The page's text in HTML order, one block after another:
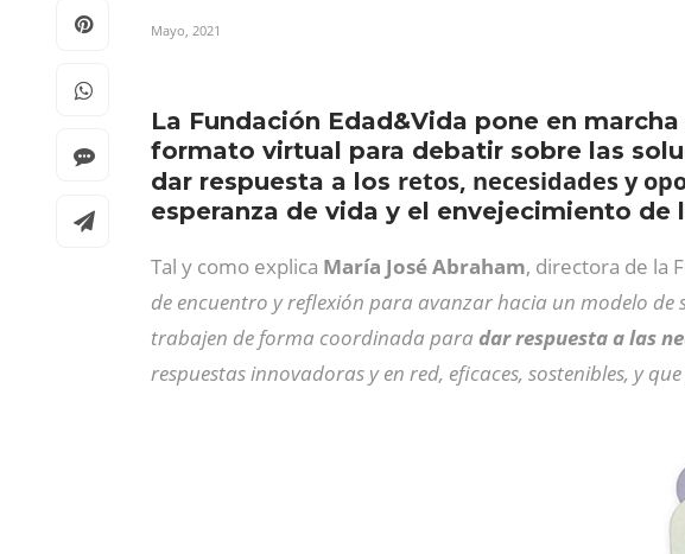
Mayo, 2021
La Fundación Edad&Vida pone en
formato virtual para debatir sobre las
dar respuesta a los retos, necesidades y
esperanza de vida y el envejecimiento de
Tal y como explica María José Abraham, directora de la
de encuentro y reflexión para avanzar hacia un modelo de
trabajen de forma coordinada para dar respuesta a las
respuestas innovadoras y en red, eficaces, sostenibles, y